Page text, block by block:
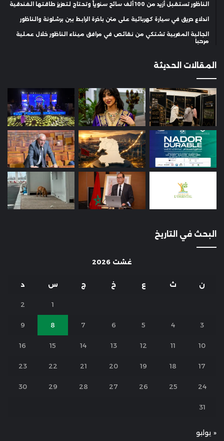
الناظور تستقبل أزيد من 100 ألف سائح سنوياً وتحتاج لتعزيز طاقتها الفندقية
اندلاع حريق في سيارة كهربائية على متن باخرة الرابط بين برشلونة والناظور
الجالية المغربية تشتكي من نقائص في مرافق ميناء الناظور خلال عملية
مرحبا
المقالات الحديثة
البحث في التاريخ
غشت 2026
ن ث ع خ ج س د
1
2
3
4
5
6
7
8
9
10
11
12
13
14
15
16
17
18
19
20
21
22
23
24
25
26
27
28
29
30
31
« يوليو